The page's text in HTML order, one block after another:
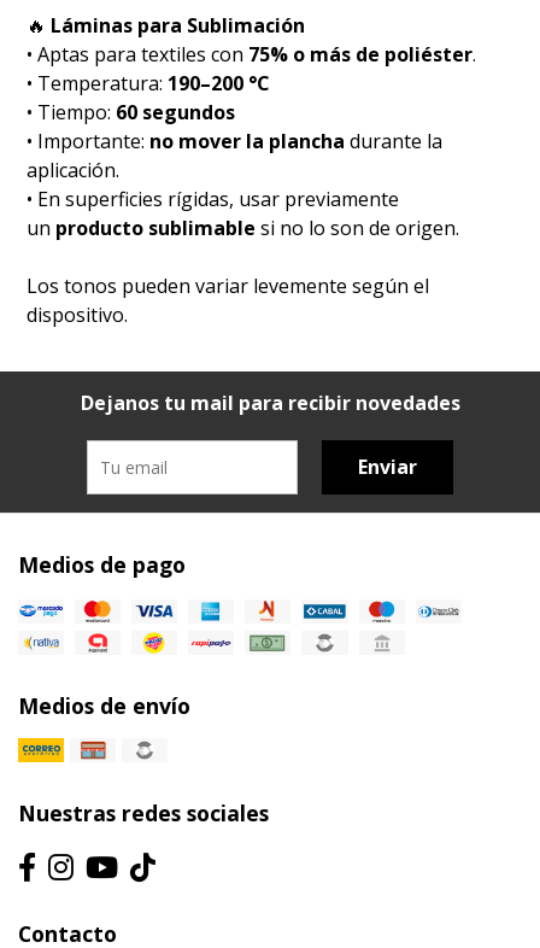
🔥 Láminas para Sublimación
• Aptas para textiles con 75% o más de poliéster.
• Temperatura: 190–200 °C
• Tiempo: 60 segundos
• Importante: no mover la plancha durante la
aplicación.
• En superficies rígidas, usar previamente
un producto sublimable si no lo son de origen.
Los tonos pueden variar levemente según el
dispositivo.
Dejanos tu mail para recibir novedades
Enviar
Medios de pago
Medios de envío
Nuestras redes sociales
Contacto